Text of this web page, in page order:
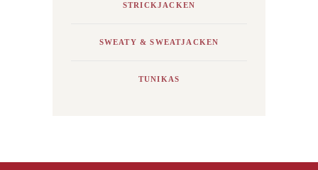
STRICKJACKEN
SWEATY & SWEATJACKEN
TUNIKAS